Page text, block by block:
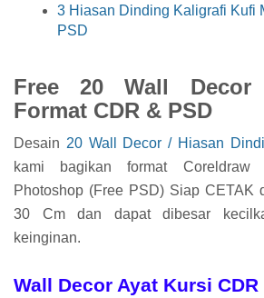
3 Hiasan Dinding Kaligrafi Kufi
PSD
Free 20 Wall Decor
Format CDR & PSD
Desain 20 Wall Decor / Hiasan
kami bagikan format
Photoshop (Free PSD) Siap CETAK
30 Cm dan dapat dibesar
keinginan.
Wall Decor Ayat Kursi CDR